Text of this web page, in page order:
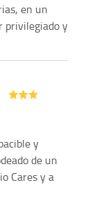
en un
privilegiado y
y
de un
Cares y a